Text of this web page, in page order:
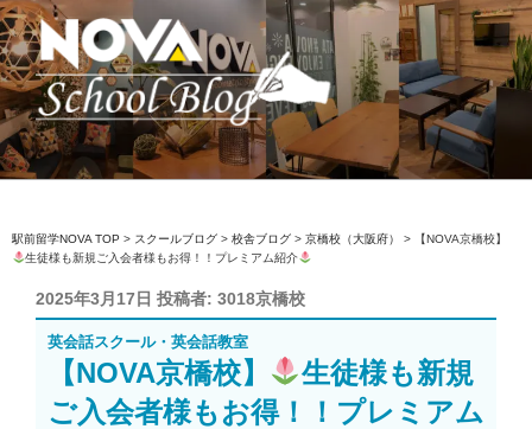
コ
ン
テ
ン
ツ
へ
ス
ッ
プ
駅前留学NOVA【公式】スクールブロ
英会話スクール・英会話教室
駅前留学NOVA TOP > スクールブログ > 校舎ブログ > 京橋校（大阪府） >
【NOVA京橋校】
生徒様も新規ご入会者様もお得！！プレミアム紹介
投
稿
日:
2025年3月17日 投稿者: 3018京橋校
英会話スクール・英会話教室
【NOVA京橋校】
生徒様も新規
ご入会者様もお得！！プレミアム